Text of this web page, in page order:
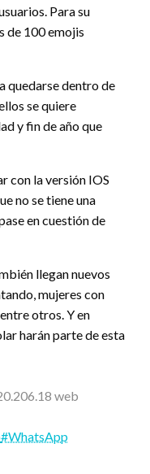
Para su
de 100 emojis
quedarse dentro de
se quiere
y fin de año que
con la versión IOS
no se tiene una
en cuestión de
llegan nuevos
mujeres con
otros. Y en
harán parte de esta
web
#WhatsApp